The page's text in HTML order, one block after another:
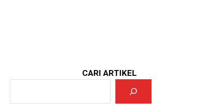
CARI ARTIKEL